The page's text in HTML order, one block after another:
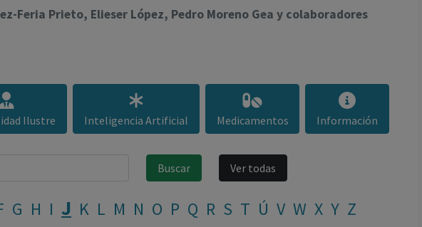
Feria Prieto, Elieser López, Pedro Moreno Gea y colaboradores
Ilustre Inteligencia Artificial Medicamentos Información
G H I J K L M N O P Q R S T Ú V W X Y Z